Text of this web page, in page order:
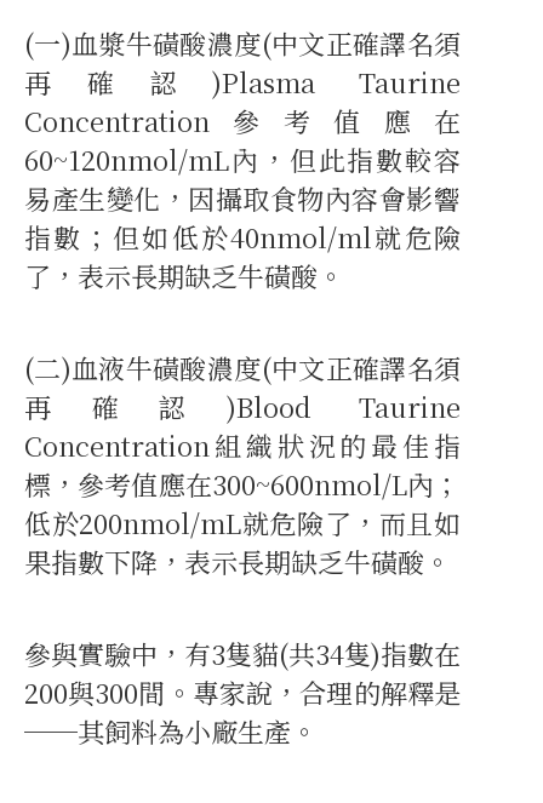
(一)血漿牛磺酸濃度(中文正確譯名須
再確認)Plasma Taurine
Concentration參考值應在
60~120nmol/mL內，但此指數較容
易產生變化，因攝取食物內容會影響
指數；但如低於40nmol/ml就危險
了，表示長期缺乏牛磺酸。
(二)血液牛磺酸濃度(中文正確譯名須
再確認)Blood Taurine
Concentration組織狀況的最佳指
標，參考值應在300~600nmol/L內；
低於200nmol/mL就危險了，而且如
果指數下降，表示長期缺乏牛磺酸。
參與實驗中，有3隻貓(共34隻)指數在
200與300間。專家說，合理的解釋是
──其飼料為小廠生產。